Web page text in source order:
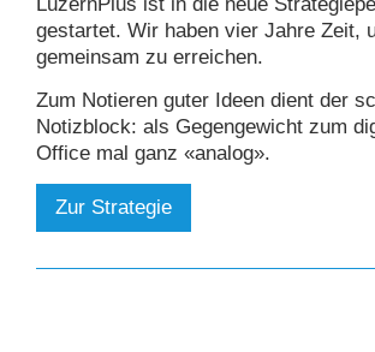
gestartet. Wir haben vier Jahre Zeit,
gemeinsam zu erreichen.
Zum Notieren guter Ideen dient der
Notizblock: als Gegengewicht zum
Office mal ganz «analog».
Zur Strategie